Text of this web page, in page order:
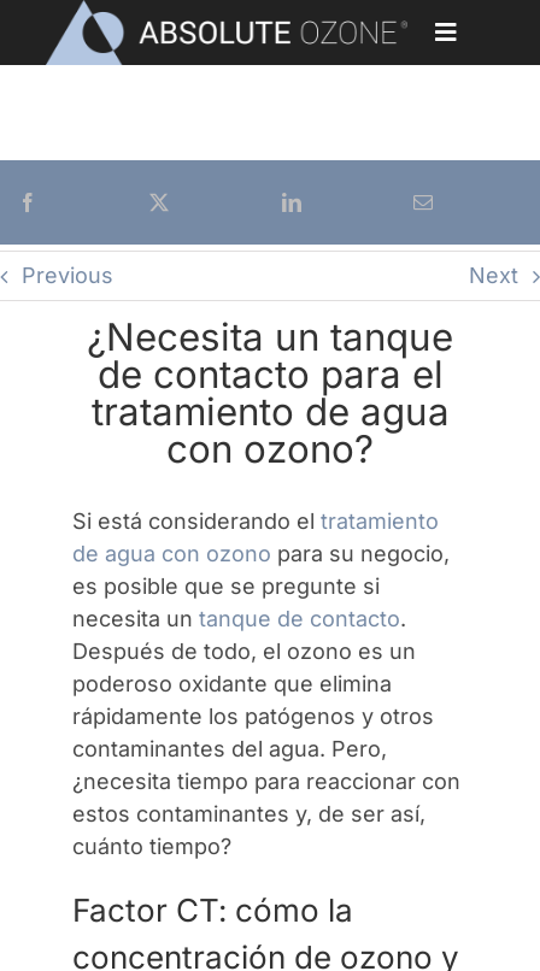
content
Toggle
Generadores de Ozono
Nuestros Clientes
Contáctenos
Previous Next
¿Necesita un tanque
de contacto para el
tratamiento de agua
con ozono?
Si está considerando el tratamiento
de agua con ozono para su negocio,
es posible que se pregunte si
necesita un tanque de contacto.
Después de todo, el ozono es un
poderoso oxidante que elimina
rápidamente los patógenos y otros
contaminantes del agua. Pero,
¿necesita tiempo para reaccionar con
estos contaminantes y, de ser así,
cuánto tiempo?
Factor CT: cómo la
concentración de ozono y